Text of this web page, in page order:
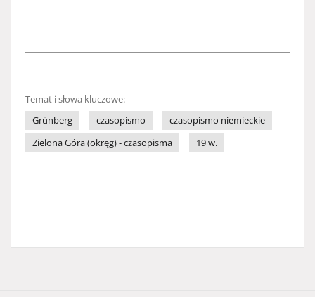
Temat i słowa kluczowe:
Grünberg
czasopismo
czasopismo niemieckie
Zielona Góra (okręg) - czasopisma
19 w.